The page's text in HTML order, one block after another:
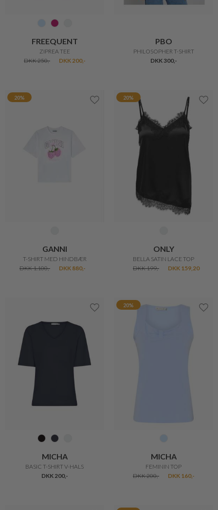
GANNI
BABY FIT TEE
DKK 800,-
DKK 640,-
BRANDTEX
SMART STRIBET T-SHIRT
DKK 400,-
20%
FREEQUENT
ZIPREA TEE
DKK 250,-
DKK 200,-
2 for 500
PBO
PHILOSOPHER T-SHIRT
DKK 300,-
GANNI
T-SHIRT MED HINDBÆR
DKK 1.100,-
DKK 880,-
20%
ONLY
BELLA SATIN LACE TOP
DKK 199,-
DKK 159,20